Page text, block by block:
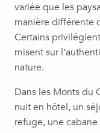
variée que les
manière différente
Certains
misent sur
nature.
Dans les Monts du
nuit en hôtel, un
refuge, une